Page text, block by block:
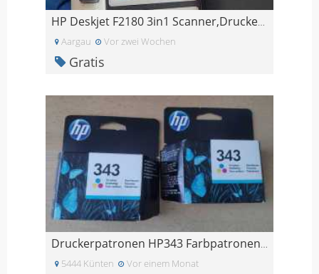
HP Deskjet F2180 3in1 Scanner,Drucker, Kopiergerät
Aargau Vor zwei Wochen
Gratis
Druckerpatronen HP343 Farbpatronen HP 343
5444 Künten Vor einem Monat